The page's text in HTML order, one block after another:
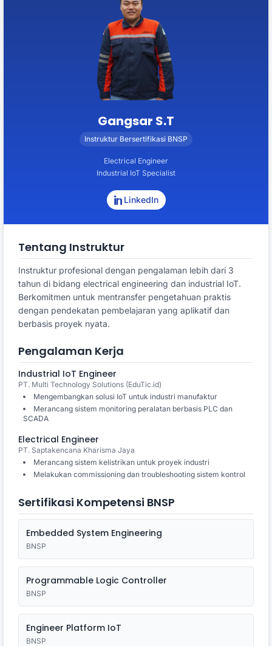
Gangsar S.T
Instruktur Bersertifikasi BNSP
Electrical Engineer
Industrial IoT Specialist
LinkedIn
Tentang Instruktur
Instruktur profesional dengan pengalaman lebih dari 3
tahun di bidang electrical engineering dan industrial IoT.
Berkomitmen untuk mentransfer pengetahuan praktis
dengan pendekatan pembelajaran yang aplikatif dan
berbasis proyek nyata.
Pengalaman Kerja
Industrial IoT Engineer
PT. Multi Technology Solutions (EduTic.id)
Mengembangkan solusi IoT untuk industri manufaktur
Merancang sistem monitoring peralatan berbasis PLC dan
SCADA
Electrical Engineer
PT. Saptakencana Kharisma Jaya
Merancang sistem kelistrikan untuk proyek industri
Melakukan commissioning dan troubleshooting sistem kontrol
Sertifikasi Kompetensi BNSP
Embedded System Engineering
BNSP
Programmable Logic Controller
BNSP
Engineer Platform IoT
BNSP